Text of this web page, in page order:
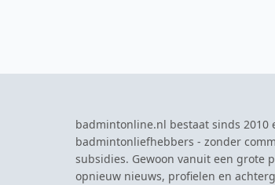
badmintonline.nl bestaat sinds 2010
badmintonliefhebbers - zonder
subsidies. Gewoon vanuit een grote
opnieuw nieuws, profielen en